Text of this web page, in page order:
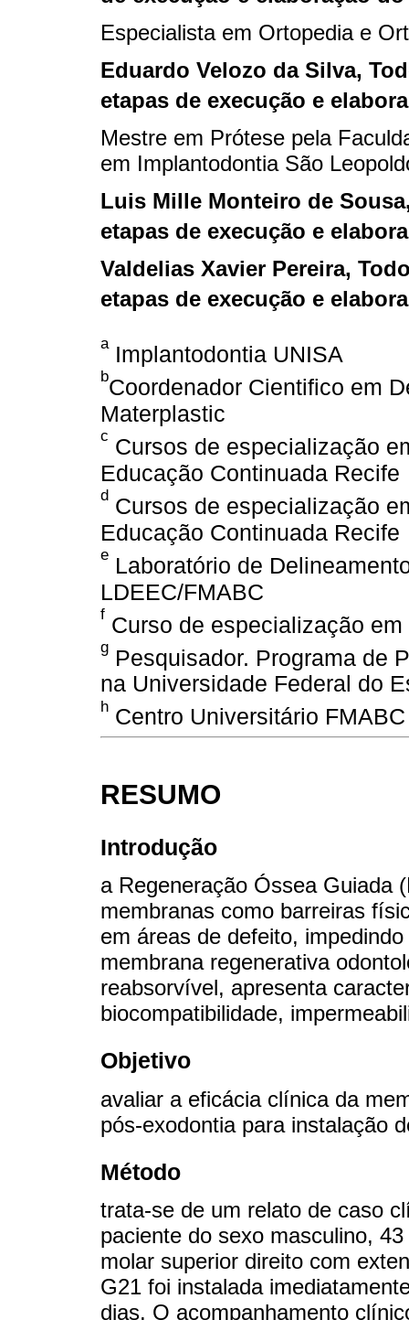
Especialista em Ortopedia e
Eduardo Velozo da Silva,
etapas de execução e
Mestre em Prótese pela
em Implantodontia São
Luis Mille Monteiro de Sousa
etapas de execução e
Valdelias Xavier Pereira,
etapas de execução e
aImplantodontia UNISA
bCoordenador Cientifico em
Materplastic
c Cursos de especialização
Educação Continuada Recife
d Cursos de especialização
Educação Continuada Recife
e Laboratório de
LDEEC/FMABC
f Curso de especialização
g Pesquisador. Programa de
na Universidade Federal do
h Centro Universitário FMABC
RESUMO
Introdução
a Regeneração Óssea Guiada
membranas como barreiras
em áreas de defeito,
membrana regenerativa
reabsorvível, apresenta
biocompatibilidade,
Objetivo
avaliar a eficácia clínica da
pós-exodontia para instalação
Método
trata-se de um relato de caso
paciente do sexo masculino,
molar superior direito com
G21 foi instalada
dias. O acompanhamento